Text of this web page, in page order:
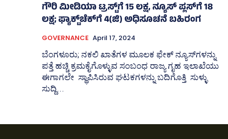
ಗೌರಿ ಮೀಡಿಯಾ ಟ್ರಸ್ಟ್‌ಗೆ 15 ಲಕ್ಷ, ನ್ಯೂಸ್‌ ಪ್ಲಸ್‌ಗೆ 18
ಲಕ್ಷ; ಫ್ಯಾಕ್ಟ್‌ಚೆಕ್‌ಗೆ 4(ಜಿ) ಅಧಿಸೂಚನೆ ಬಹಿರಂಗ
GOVERNANCE April 17, 2024
ಬೆಂಗಳೂರು; ನಕಲಿ ಖಾತೆಗಳ ಮೂಲಕ ಫೇಕ್‌ ನ್ಯೂಸ್‌ಗಳನ್ನು
ಪತ್ತೆ ಹಚ್ಚಿ ಕ್ರಮಕೈಗೊಳ್ಳುವ ಸಂಬಂಧ ರಾಜ್ಯ ಗೃಹ ಇಲಾಖೆಯು
ಈಗಾಗಲೇ ಸ್ಥಾಪಿಸಿರುವ ಘಟಕಗಳನ್ನು ಬದಿಗೊತ್ತಿ ಸುಳ್ಳು
ಸುದ್ದಿ...